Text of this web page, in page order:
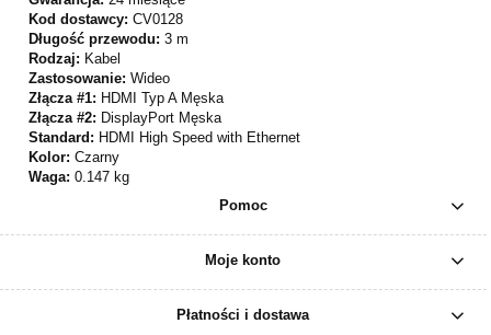
Kod dostawcy: CV0128
Długość przewodu: 3 m
Rodzaj: Kabel
Zastosowanie: Wideo
Złącza #1: HDMI Typ A Męska
Złącza #2: DisplayPort Męska
Standard: HDMI High Speed with Ethernet
Kolor: Czarny
Waga: 0.147 kg
Pomoc
Moje konto
Płatności i dostawa